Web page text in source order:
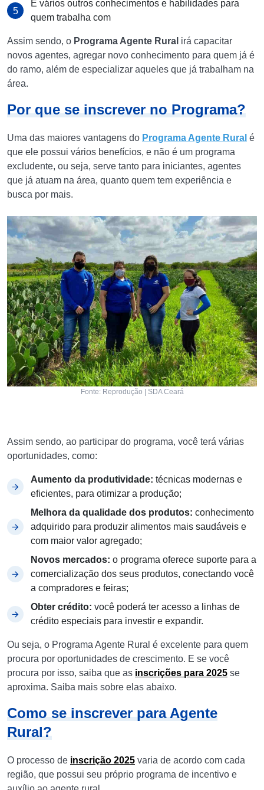
E vários outros conhecimentos e habilidades para
quem trabalha com
Assim sendo, o Programa Agente Rural irá capacitar
novos agentes, agregar novo conhecimento para quem já é
do ramo, além de especializar aqueles que já trabalham na
área.
Por que se inscrever no Programa?
Uma das maiores vantagens do Programa Agente Rural é
que ele possui vários benefícios, e não é um programa
excludente, ou seja, serve tanto para iniciantes, agentes
que já atuam na área, quanto quem tem experiência e
busca por mais.
Fonte: Reprodução | SDA Ceará
Assim sendo, ao participar do programa, você terá várias
oportunidades, como:
Aumento da produtividade: técnicas modernas e
eficientes, para otimizar a produção;
Melhora da qualidade dos produtos: conhecimento
adquirido para produzir alimentos mais saudáveis e
com maior valor agregado;
Novos mercados: o programa oferece suporte para a
comercialização dos seus produtos, conectando você
a compradores e feiras;
Obter crédito: você poderá ter acesso a linhas de
crédito especiais para investir e expandir.
Ou seja, o Programa Agente Rural é excelente para quem
procura por oportunidades de crescimento. E se você
procura por isso, saiba que as inscrições para 2025 se
aproxima. Saiba mais sobre elas abaixo.
Como se inscrever para Agente
Rural?
O processo de inscrição 2025 varia de acordo com cada
região, que possui seu próprio programa de incentivo e